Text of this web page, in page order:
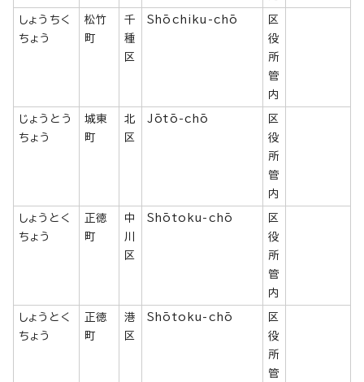
しょうちく
ちょう
松竹
町
千
種
区
Shōchiku-chō
区
役
所
管
内
じょうとう
ちょう
城東
町
北
区
Jōtō-chō
区
役
所
管
内
しょうとく
ちょう
正徳
町
中
川
区
Shōtoku-chō
区
役
所
管
内
しょうとく
ちょう
正徳
町
港
区
Shōtoku-chō
区
役
所
管